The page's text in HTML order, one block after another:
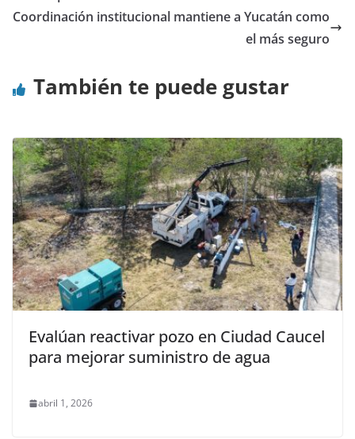
Coordinación institucional mantiene a Yucatán como
el más seguro
También te puede gustar
Evalúan reactivar pozo en Ciudad Caucel
para mejorar suministro de agua
abril 1, 2026